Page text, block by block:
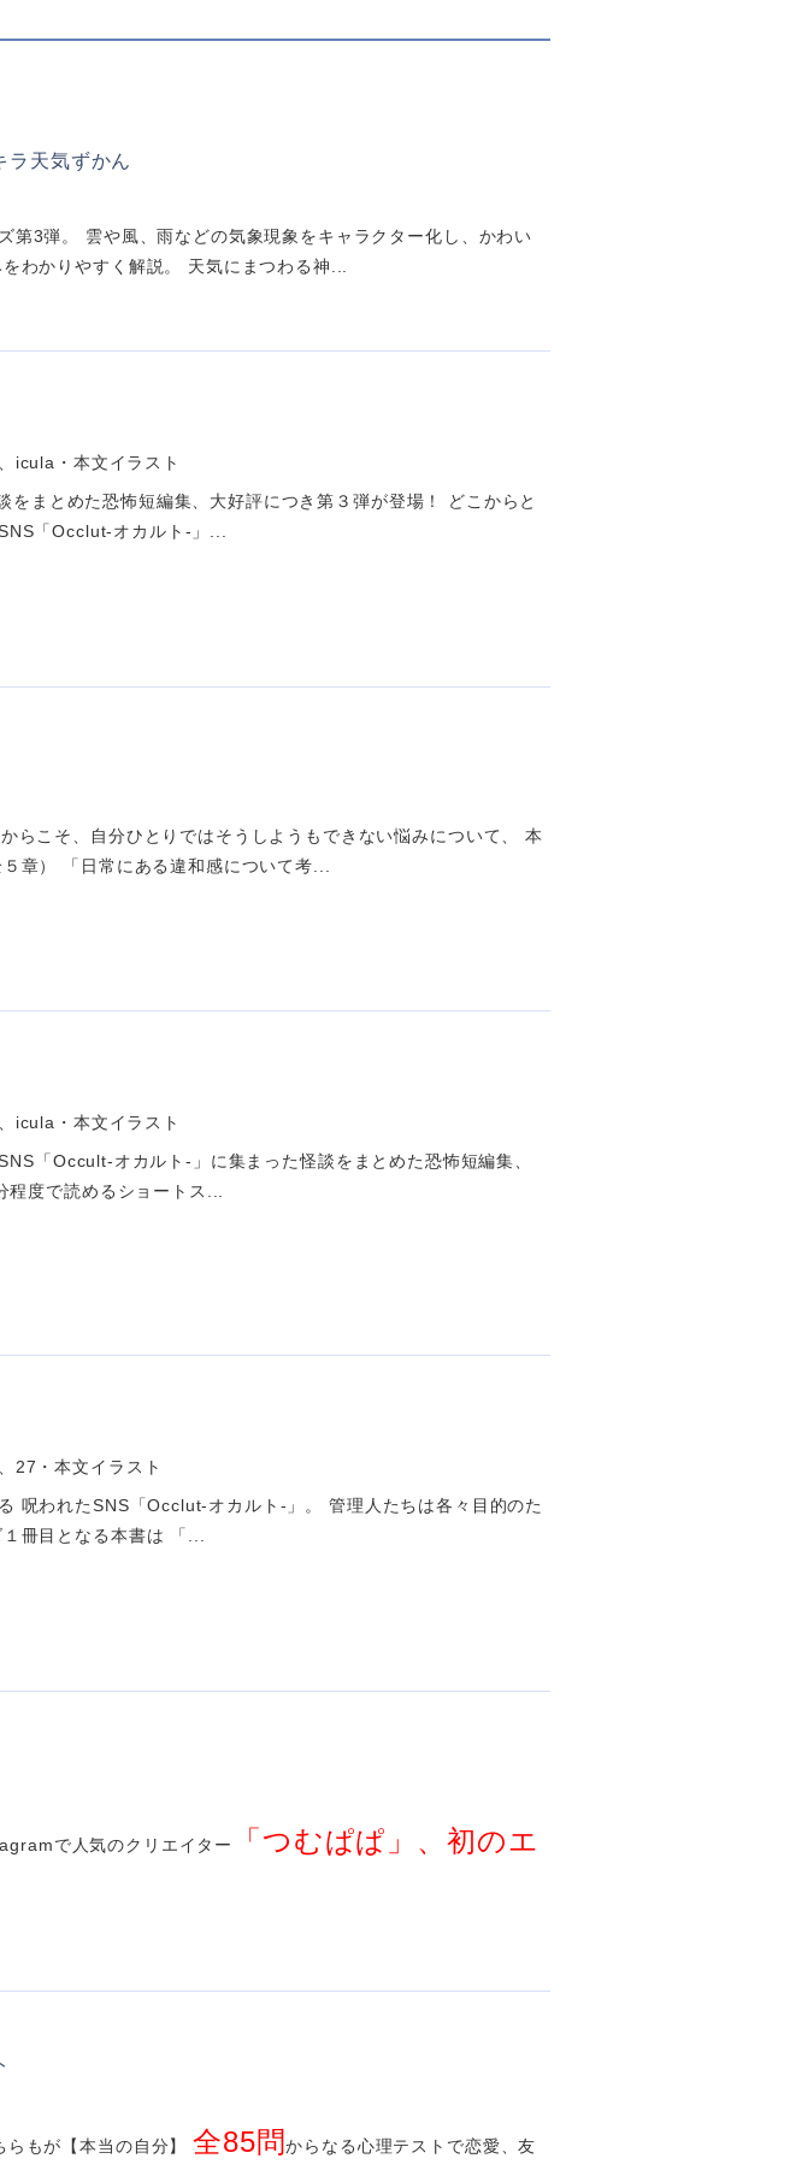
ラ天気ずかん
第3弾。 雲や風、雨などの気象現象をキャラクター化し、かわい
わかりやすく解説。 天気にまつわる神...
icula・本文イラスト
まとめた恐怖短編集、大好評につき第３弾が登場！ どこからと
「Occlut-オカルト-」...
らこそ、自分ひとりではそうしようもできない悩みについて、 本
章） 「日常にある違和感について考...
icula・本文イラスト
「Occult-オカルト-」に集まった怪談をまとめた恐怖短編集、
度で読めるショートス...
27・本文イラスト
呪われたSNS「Occlut-オカルト-」。 管理人たちは各々目的のた
冊目となる本書は 「...
で人気のクリエイター
「つむぱぱ」、初のエ
らもが【本当の自分】全85問からなる心理テストで恋愛、友